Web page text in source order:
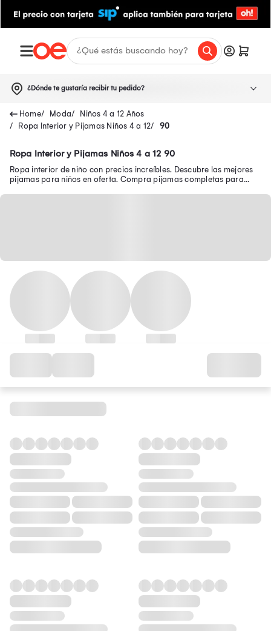
¿Dónde te gustaría recibir tu pedido?
Moda
Niños 4 a 12 Años
Ropa Interior y Pijamas Niños 4 a 12
90
Ropa Interior y Pijamas Niños 4 a 12 90
Ropa interior de niño con precios increíbles. Descubre las mejores
pijamas para niños en oferta. Compra pijamas completas para